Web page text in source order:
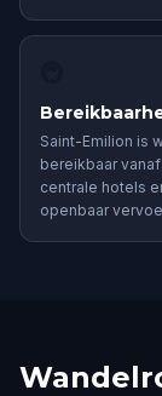
Saint-Emilion is
bereikbaar
centrale hotels
openbaar